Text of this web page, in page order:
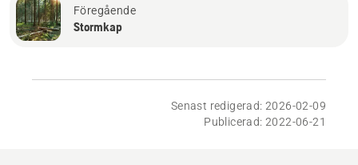
Föregående
Stormkap
Senast redigerad: 2026-02-09
Publicerad: 2022-06-21